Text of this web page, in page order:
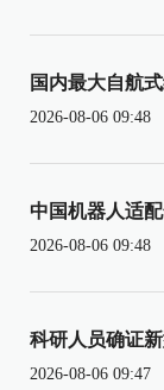
国内最大自航
2026-08-06 09:48
中国机器人适
2026-08-06 09:48
科研人员确证
2026-08-06 09:47